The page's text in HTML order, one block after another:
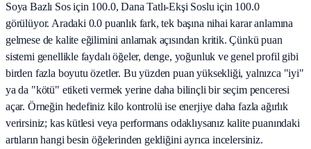
Soya Bazlı Sos için 100.0, Dana Tatlı-Ekşi Soslu için 100.0
görülüyor. Aradaki 0.0 puanlık fark, tek başına nihai karar anlamına
gelmese de kalite eğilimini anlamak açısından kritik. Çünkü puan
sistemi genellikle faydalı öğeler, denge, yoğunluk ve genel profil gibi
birden fazla boyutu özetler. Bu yüzden puan yüksekliği, yalnızca "iyi"
ya da "kötü" etiketi vermek yerine daha bilinçli bir seçim penceresi
açar. Örneğin hedefiniz kilo kontrolü ise enerjiye daha fazla ağırlık
verirsiniz; kas kütlesi veya performans odaklıysanız kalite puanındaki
artıların hangi besin öğelerinden geldiğini ayrıca incelersiniz.